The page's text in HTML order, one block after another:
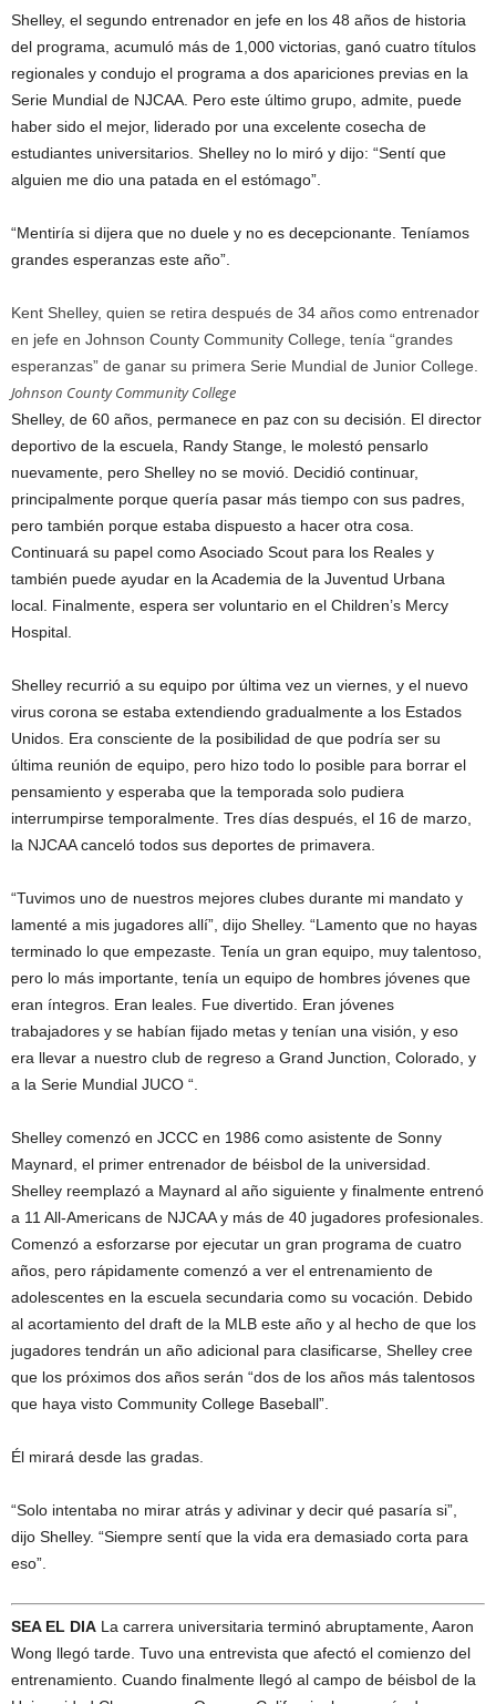
Shelley, el segundo entrenador en jefe en los 48 años de historia
del programa, acumuló más de 1,000 victorias, ganó cuatro títulos
regionales y condujo el programa a dos apariciones previas en la
Serie Mundial de NJCAA. Pero este último grupo, admite, puede
haber sido el mejor, liderado por una excelente cosecha de
estudiantes universitarios. Shelley no lo miró y dijo: “Sentí que
alguien me dio una patada en el estómago”.
“Mentiría si dijera que no duele y no es decepcionante. Teníamos
grandes esperanzas este año”.
Kent Shelley, quien se retira después de 34 años como entrenador
en jefe en Johnson County Community College, tenía “grandes
esperanzas” de ganar su primera Serie Mundial de Junior College.
Johnson County Community College
Shelley, de 60 años, permanece en paz con su decisión. El director
deportivo de la escuela, Randy Stange, le molestó pensarlo
nuevamente, pero Shelley no se movió. Decidió continuar,
principalmente porque quería pasar más tiempo con sus padres,
pero también porque estaba dispuesto a hacer otra cosa.
Continuará su papel como Asociado Scout para los Reales y
también puede ayudar en la Academia de la Juventud Urbana
local. Finalmente, espera ser voluntario en el Children’s Mercy
Hospital.
Shelley recurrió a su equipo por última vez un viernes, y el nuevo
virus corona se estaba extendiendo gradualmente a los Estados
Unidos. Era consciente de la posibilidad de que podría ser su
última reunión de equipo, pero hizo todo lo posible para borrar el
pensamiento y esperaba que la temporada solo pudiera
interrumpirse temporalmente. Tres días después, el 16 de marzo,
la NJCAA canceló todos sus deportes de primavera.
“Tuvimos uno de nuestros mejores clubes durante mi mandato y
lamenté a mis jugadores allí”, dijo Shelley. “Lamento que no hayas
terminado lo que empezaste. Tenía un gran equipo, muy talentoso,
pero lo más importante, tenía un equipo de hombres jóvenes que
eran íntegros. Eran leales. Fue divertido. Eran jóvenes
trabajadores y se habían fijado metas y tenían una visión, y eso
era llevar a nuestro club de regreso a Grand Junction, Colorado, y
a la Serie Mundial JUCO “.
Shelley comenzó en JCCC en 1986 como asistente de Sonny
Maynard, el primer entrenador de béisbol de la universidad.
Shelley reemplazó a Maynard al año siguiente y finalmente entrenó
a 11 All-Americans de NJCAA y más de 40 jugadores profesionales.
Comenzó a esforzarse por ejecutar un gran programa de cuatro
años, pero rápidamente comenzó a ver el entrenamiento de
adolescentes en la escuela secundaria como su vocación. Debido
al acortamiento del draft de la MLB este año y al hecho de que los
jugadores tendrán un año adicional para clasificarse, Shelley cree
que los próximos dos años serán “dos de los años más talentosos
que haya visto Community College Baseball”.
Él mirará desde las gradas.
“Solo intentaba no mirar atrás y adivinar y decir qué pasaría si”,
dijo Shelley. “Siempre sentí que la vida era demasiado corta para
eso”.
SEA EL DIA La carrera universitaria terminó abruptamente, Aaron
Wong llegó tarde. Tuvo una entrevista que afectó el comienzo del
entrenamiento. Cuando finalmente llegó al campo de béisbol de la